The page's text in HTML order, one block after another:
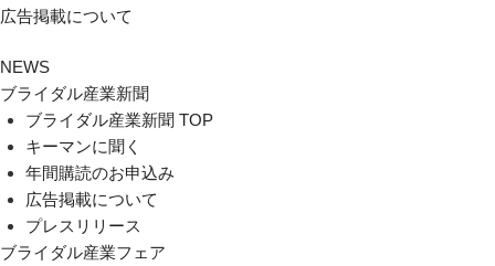
広告掲載について
NEWS
ブライダル産業新聞
ブライダル産業新聞 TOP
キーマンに聞く
年間購読のお申込み
広告掲載について
プレスリリース
ブライダル産業フェア